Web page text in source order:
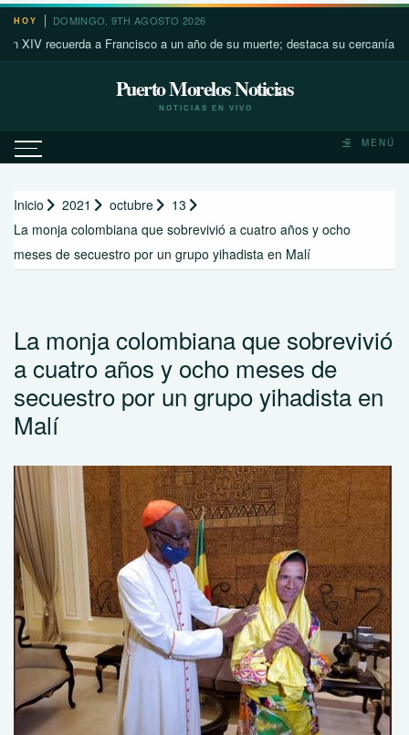
Saltar
contenido
HOY DOMINGO, 9TH AGOSTO 2026
a Francisco a un año de su muerte; destaca su cercanía con los
Puerto Morelos Noticias
NOTICIAS EN VIVO
MENÚ
Inicio 2021 octubre
13
La monja colombiana que sobrevivió a cuatro años y ocho
meses de secuestro por un grupo yihadista en Malí
La monja colombiana que sobrevivió
a cuatro años y ocho meses de
secuestro por un grupo yihadista en
Malí